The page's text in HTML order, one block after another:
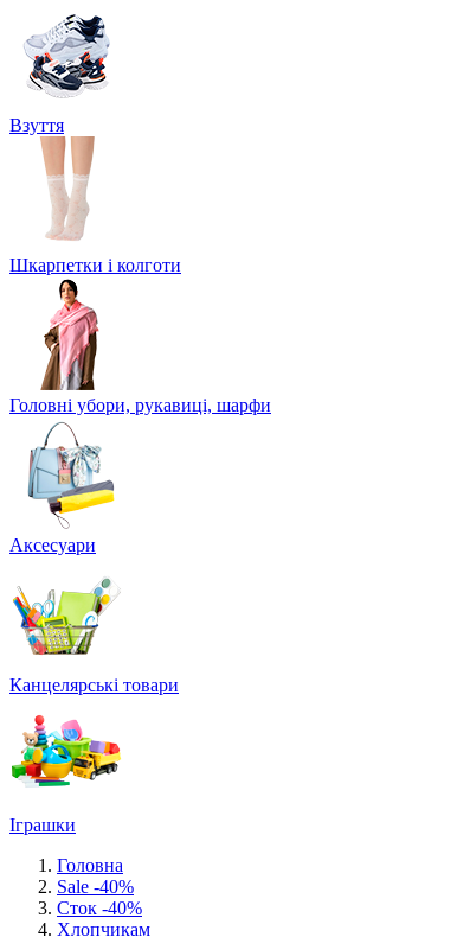
Взуття
Шкарпетки і колготи
Головні убори, рукавиці, шарфи
Аксесуари
Канцелярські товари
Іграшки
Головна
Sale -40%
Сток -40%
Хлопчикам